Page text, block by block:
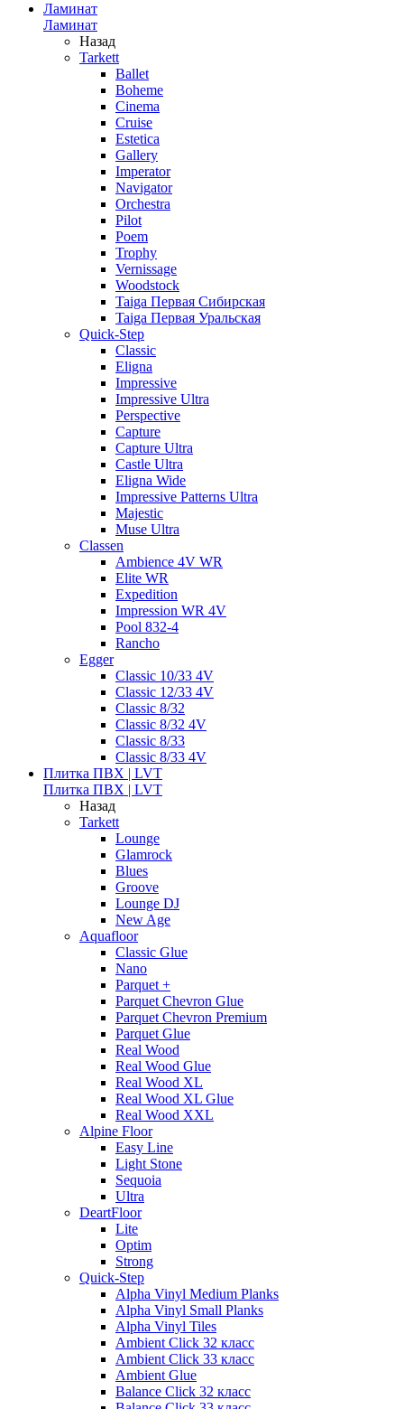
Ламинат
Ламинат
Назад
Tarkett
Ballet
Boheme
Cinema
Cruise
Estetica
Gallery
Imperator
Navigator
Orchestra
Pilot
Poem
Trophy
Vernissage
Woodstock
Taiga Первая Сибирская
Taiga Первая Уральская
Quick-Step
Classic
Eligna
Impressive
Impressive Ultra
Perspective
Capture
Capture Ultra
Castle Ultra
Eligna Wide
Impressive Patterns Ultra
Majestic
Muse Ultra
Classen
Ambience 4V WR
Elite WR
Expedition
Impression WR 4V
Pool 832-4
Rancho
Egger
Classic 10/33 4V
Classic 12/33 4V
Classic 8/32
Classic 8/32 4V
Classic 8/33
Classic 8/33 4V
Плитка ПВХ | LVT
Плитка ПВХ | LVT
Назад
Tarkett
Lounge
Glamrock
Blues
Groove
Lounge DJ
New Age
Aquafloor
Classic Glue
Nano
Parquet +
Parquet Chevron Glue
Parquet Chevron Premium
Parquet Glue
Real Wood
Real Wood Glue
Real Wood XL
Real Wood XL Glue
Real Wood XXL
Alpine Floor
Easy Line
Light Stone
Sequoia
Ultra
DeartFloor
Lite
Optim
Strong
Quick-Step
Alpha Vinyl Medium Planks
Alpha Vinyl Small Planks
Alpha Vinyl Tiles
Ambient Click 32 класс
Ambient Click 33 класс
Ambient Glue
Balance Click 32 класс